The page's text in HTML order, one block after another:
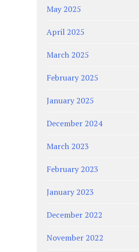
May 2025
April 2025
March 2025
February 2025
January 2025
December 2024
March 2023
February 2023
January 2023
December 2022
November 2022